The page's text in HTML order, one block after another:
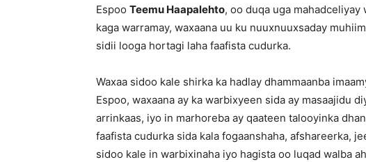
Espoo Teemu Haapalehto, oo duqa uga
kaga warramay, waxaana uu ku nuuxnuuxsaday
sidii looga hortagi laha faafista cudurka.
Waxaa sidoo kale shirka ka hadlay dhammaanba
Espoo, waxaana ay ka warbixyeen sida ay masaajidu
arrinkaas, iyo in marhoreba ay qaateen talooyinka
faafista cudurka sida kala fogaanshaha, afshareerka,
sidoo kale in warbixinaha iyo hagista oo luqad walba